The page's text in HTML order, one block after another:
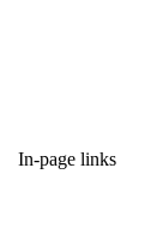
In-page links